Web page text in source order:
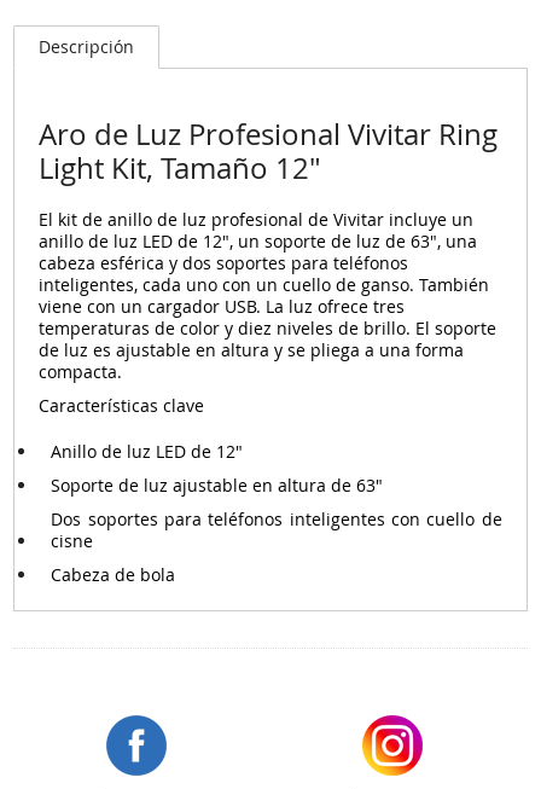
Descripción
Aro de Luz Profesional Vivitar Ring
Light Kit, Tamaño 12"
El kit de anillo de luz profesional de Vivitar incluye un
anillo de luz LED de 12", un soporte de luz de 63", una
cabeza esférica y dos soportes para teléfonos
inteligentes, cada uno con un cuello de ganso. También
viene con un cargador USB. La luz ofrece tres
temperaturas de color y diez niveles de brillo. El soporte
de luz es ajustable en altura y se pliega a una forma
compacta.
Características clave
Anillo de luz LED de 12"
Soporte de luz ajustable en altura de 63"
Dos soportes para teléfonos inteligentes con cuello de
cisne
Cabeza de bola